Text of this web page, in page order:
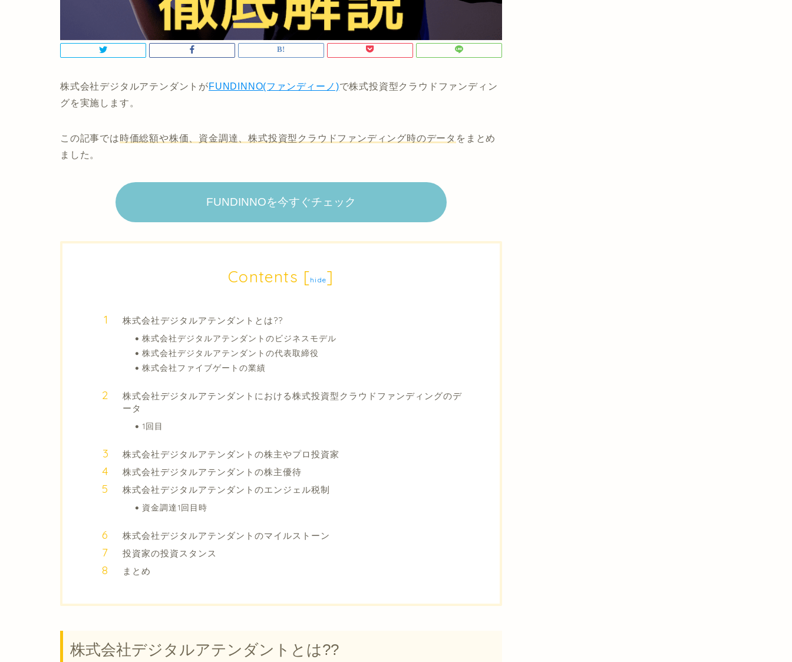
株式会社デジタルアテンダントがFUNDINNO(ファンディーノ)で株式投資型クラウドファンディン
グを実施します。
この記事では時価総額や株価、資金調達、株式投資型クラウドファンディング時のデータ をまとめ
ました。
FUNDINNOを今すぐチェック
Contents [hide]
株式会社デジタルアテンダントとは??
株式会社デジタルアテンダントのビジネスモデル
株式会社デジタルアテンダントの代表取締役
株式会社ファイブゲートの業績
株式会社デジタルアテンダントにおける株式投資型クラウドファンディングのデ
ータ
1回目
株式会社デジタルアテンダントの株主やプロ投資家
株式会社デジタルアテンダントの株主優待
株式会社デジタルアテンダントのエンジェル税制
資金調達1回目時
株式会社デジタルアテンダントのマイルストーン
投資家の投資スタンス
まとめ
株式会社デジタルアテンダントとは??